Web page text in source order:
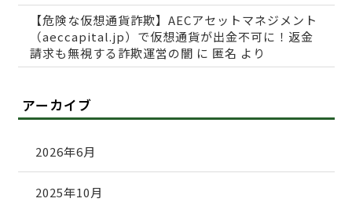
【危険な仮想通貨詐欺】AECアセットマネジメント
（aeccapital.jp）で仮想通貨が出金不可に！返金
請求も無視する詐欺運営の闇 に 匿名 より
アーカイブ
2026年6月
2025年10月